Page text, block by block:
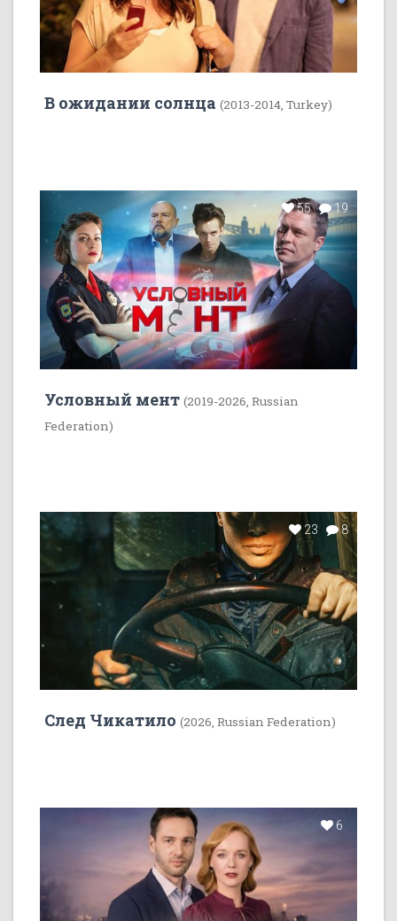
В ожидании солнца (2013-2014, Turkey)
55 19
Условный мент (2019-2026, Russian
Federation)
23 8
След Чикатило (2026, Russian Federation)
6